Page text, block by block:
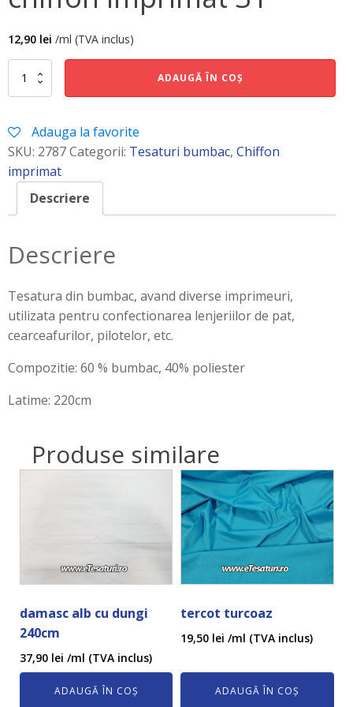
12,90 lei /ml (TVA inclus)
Cantitate
ADAUGĂ ÎN COȘ
Adauga la favorite
SKU: 2787Categorii: Tesaturi bumbac, Chiffon
imprimat
Descriere
Descriere
Tesatura din bumbac, avand diverse imprimeuri,
utilizata pentru confectionarea lenjeriilor de pat,
cearceafurilor, pilotelor, etc.
Compozitie: 60 % bumbac, 40% poliester
Latime: 220cm
Produse similare
damasc alb cu dungi
240cm
37,90 lei /ml (TVA inclus)
ADAUGĂ ÎN COȘ
tercot turcoaz
19,50 lei /ml (TVA inclus)
ADAUGĂ ÎN COȘ